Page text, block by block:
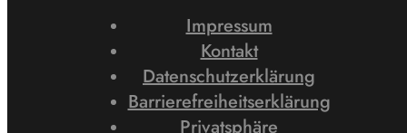
Impressum
Kontakt
Datenschutzerklärung
Barrierefreiheitserklärung
Privatsphäre